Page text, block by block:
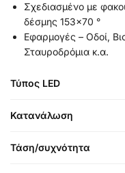
Σχεδιασμένο με
δέσμης 153×70 °
Εφαρμογές – Οδοί,
Σταυροδρόμια κ.α.
Τύπος LED
Κατανάλωση
Τάση/συχνότητα